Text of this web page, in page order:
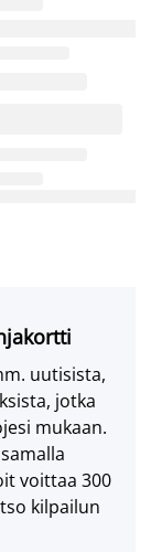
uutisista,
jotka
mukaan.
voittaa 300
kilpailun